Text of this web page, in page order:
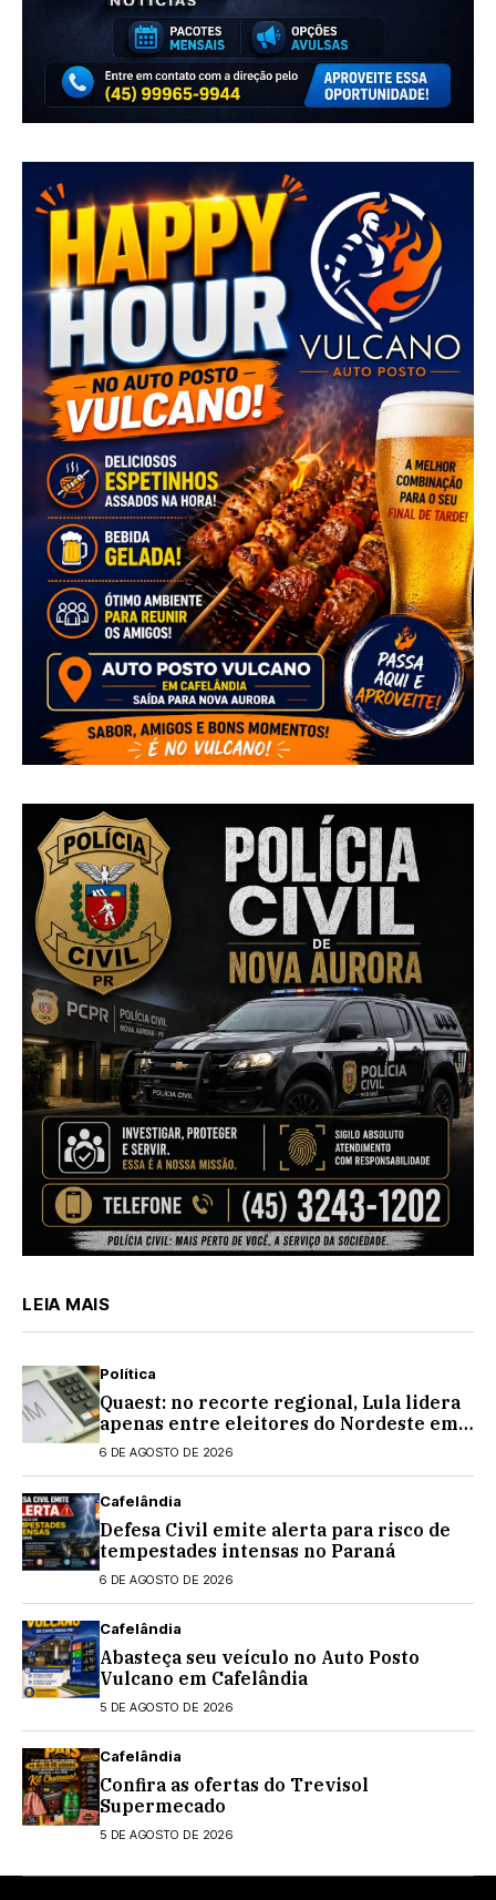
LEIA MAIS
Política
Quaest: no recorte regional, Lula lidera
apenas entre eleitores do Nordeste em
eventual 2º turno contra Flávio
6 DE AGOSTO DE 2026
Cafelândia
Defesa Civil emite alerta para risco de
tempestades intensas no Paraná
6 DE AGOSTO DE 2026
Cafelândia
Abasteça seu veículo no Auto Posto
Vulcano em Cafelândia
5 DE AGOSTO DE 2026
Cafelândia
Confira as ofertas do Trevisol
Supermecado
5 DE AGOSTO DE 2026